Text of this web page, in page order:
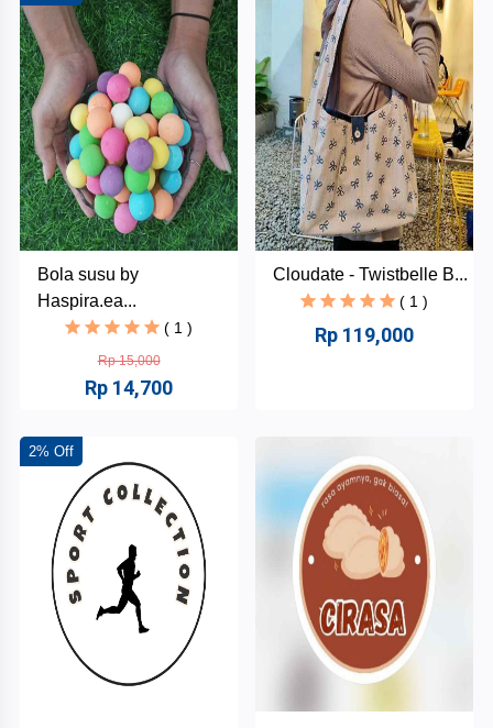
Bola susu by
Haspira.ea...
( 1 )
Rp 15,000
Rp 14,700
Cloudate - Twistbelle B...
( 1 )
Rp 119,000
2% Off